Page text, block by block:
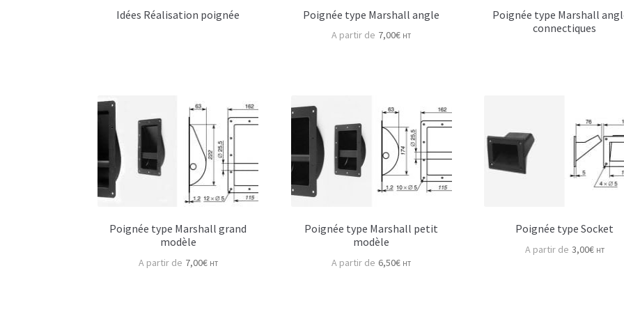
Idées Réalisation poignée Poignée type Marshall angle
7,00€ HT
Poignée type Marshall
connectiques
Poignée type Marshall grand
modèle
7,00€ HT
Poignée type Marshall petit
modèle
6,50€ HT
Poignée type Socket
3,00€ HT